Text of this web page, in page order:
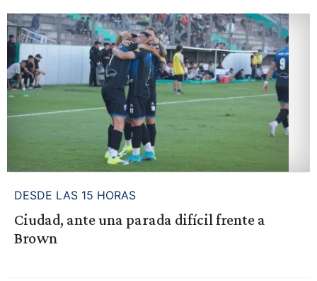
DESDE LAS 15 HORAS
Ciudad, ante una parada difícil frente a
Brown